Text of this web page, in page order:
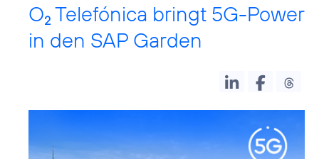
O2 Telefónica bringt 5G-Power
in den SAP Garden